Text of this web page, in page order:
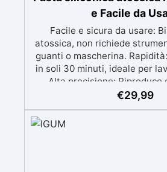
e Facile da
Facile e sicura da usare:
atossica, non richiede
guanti o mascherina.
in soli 30 minuti, ideale per
Alta precisione: Riproduce
complessi con un risultato
metallo a basso punto di
cemento. Resistente e
€29,99